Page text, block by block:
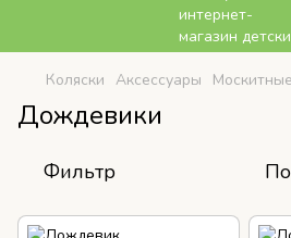
Коляски Аксессуары
Дождевики
Фильтр